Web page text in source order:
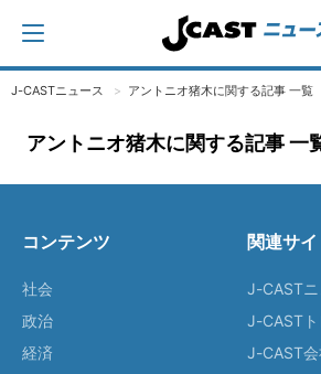
J-CASTニュース アントニオ猪木に関する記事 一覧
アントニオ猪木に関する記事 一
コンテンツ
社会
政治
経済
関連サイ
J-CASTニ
J-CASTト
J-CAST